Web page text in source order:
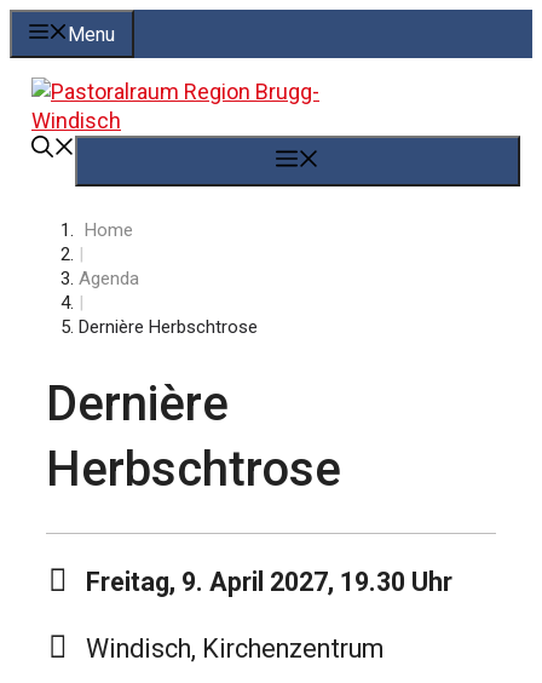
Springe
zum
Inhalt
Menu
Home
|
Agenda
|
Dernière Herbschtrose
Dernière
Herbschtrose
Freitag, 9. April 2027, 19.30 Uhr
Windisch, Kirchenzentrum